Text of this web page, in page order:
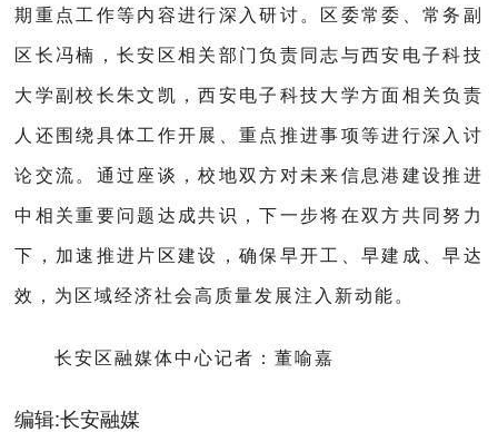
期重点工作等内容进行深入研讨。区委常委、常务副
区长冯楠，长安区相关部门负责同志与西安电子科技
大学副校长朱文凯，西安电子科技大学方面相关负责
人还围绕具体工作开展、重点推进事项等进行深入讨
论交流。通过座谈，校地双方对未来信息港建设推进
中相关重要问题达成共识，下一步将在双方共同努力
下，加速推进片区建设，确保早开工、早建成、早达
效，为区域经济社会高质量发展注入新动能。
长安区融媒体中心记者：董喻嘉
编辑:长安融媒